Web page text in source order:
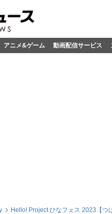
アニメ&ゲーム 動画配信サービス
Hello! Project ひなフェス 2023【つ